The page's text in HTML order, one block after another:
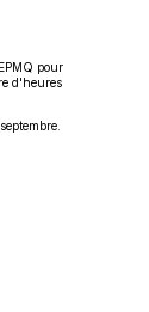
pour
d'heures